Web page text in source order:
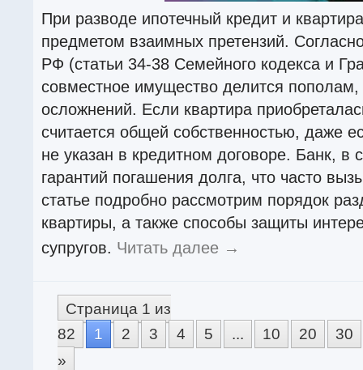
При разводе ипотечный кредит и
предметом взаимных претензий.
РФ (статьи 34-38 Семейного кодекса и
совместное имущество делится пополам,
осложнений. Если квартира
считается общей собственностью, даже
не указан в кредитном договоре. Банк, в
гарантий погашения долга, что часто
статье подробно рассмотрим порядок
квартиры, а также способы защиты
супругов. Читать далее →
Страница 1 из
82
1 2 3 4 5 ... 10 20
30
»